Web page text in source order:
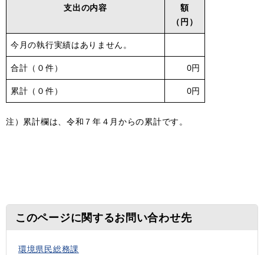
支出の内容
額
（円）
今月の執行実績はありません。
合計（０件） 0円
累計（０件） 0円
注）累計欄は、令和７年４月からの累計です。
このページに関するお問い合わせ先
環境県民総務課